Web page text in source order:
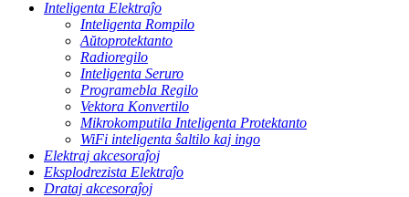
Inteligenta Elektraĵo
Inteligenta Rompilo
Aŭtoprotektanto
Radioregilo
Inteligenta Seruro
Programebla Regilo
Vektora Konvertilo
Mikrokomputila Inteligenta Protektanto
WiFi inteligenta ŝaltilo kaj ingo
Elektraj akcesoraĵoj
Eksplodrezista Elektraĵo
Drataj akcesoraĵoj